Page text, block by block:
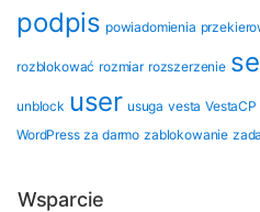
podpis powiadomienia
rozblokować rozmiar rozszerzenie
unblock user usuga vesta VestaCP
WordPress za darmo zablokowanie
Wsparcie